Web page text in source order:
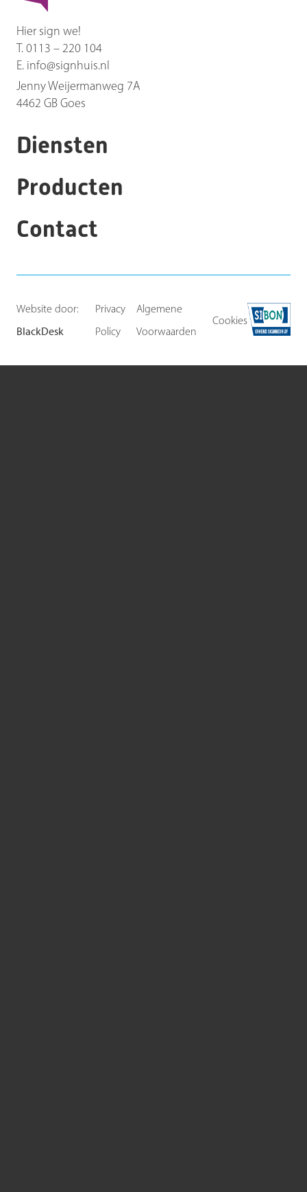
Hier sign we!
T.0113 – 220 104
E. info@signhuis.nl
Jenny Weijermanweg 7A
4462 GBGoes
Diensten
Producten
Contact
Website door:
BlackDesk
Privacy
Policy
Algemene
Voorwaarden
Cookies